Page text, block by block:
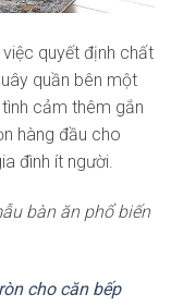
quyết định chất
quần bên một
cảm thêm gắn
hàng đầu cho
đình ít người.
bàn ăn phổ biến
cho căn bếp